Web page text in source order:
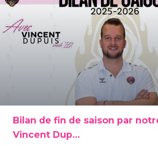
Bilan de fin de saison par
Vincent Dup...